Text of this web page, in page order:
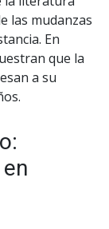
las mudanzas
En
que la
a su